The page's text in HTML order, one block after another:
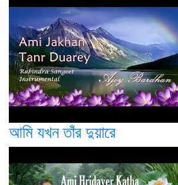
আমি যখন তাঁর দুয়ারে